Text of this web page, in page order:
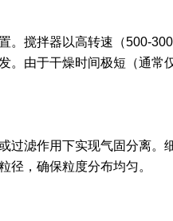
。搅拌器以高转速（500-
。由于干燥时间极短（通常
过滤作用下实现气固分离。
径，确保粒度分布均匀。